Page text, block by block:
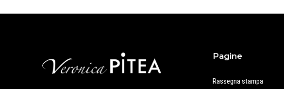
Pagine
Rassegna stampa